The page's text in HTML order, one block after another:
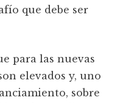
que debe ser
para las nuevas
elevados y, uno
sobre